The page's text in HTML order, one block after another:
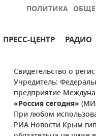
ПОЛИТИКА
ПРЕСС-ЦЕНТР РАДИО
Свидетельство о
Учредитель:
предприятие
«Россия сегодня»
При любом
РИА Новости Крым